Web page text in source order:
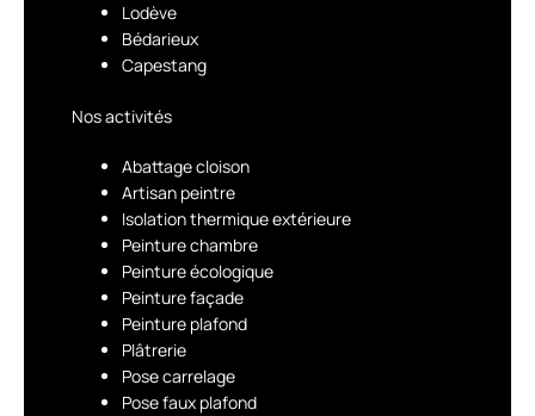
Lodève
Bédarieux
Capestang
Nos activités
Abattage cloison
Artisan peintre
Isolation thermique extérieure
Peinture chambre
Peinture écologique
Peinture façade
Peinture plafond
Plâtrerie
Pose carrelage
Pose faux plafond